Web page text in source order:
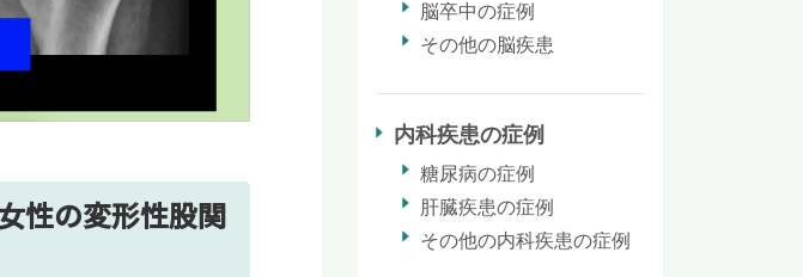
性の変形性股関
脳卒中の症例
その他の脳疾患
内科疾患の症例
糖尿病の症例
肝臓疾患の症例
その他の内科疾患の症例